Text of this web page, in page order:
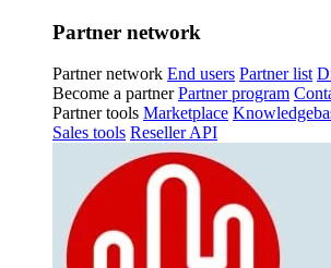
Partner network
Partner network End users Partner list
Become a partner Partner program
Partner tools Marketplace
Sales tools Reseller API